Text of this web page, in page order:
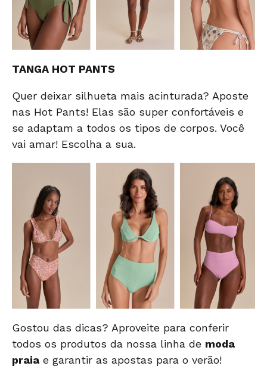
TANGA HOT PANTS
Quer deixar silhueta mais acinturada? Aposte
nas Hot Pants! Elas são super confortáveis e
se adaptam a todos os tipos de corpos. Você
vai amar! Escolha a sua.
Gostou das dicas? Aproveite para conferir
todos os produtos da nossa linha de moda
praia e garantir as apostas para o verão!